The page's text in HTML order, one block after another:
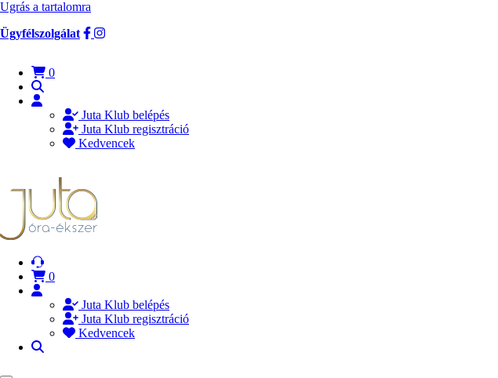
Ugrás a tartalomra
Ügyfélszolgálat
0
Juta Klub belépés
Juta Klub regisztráció
Kedvencek
0
Juta Klub belépés
Juta Klub regisztráció
Kedvencek